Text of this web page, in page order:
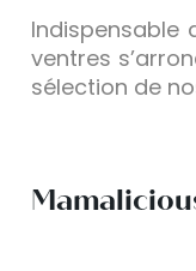
Indispensable
ventres
sélection de